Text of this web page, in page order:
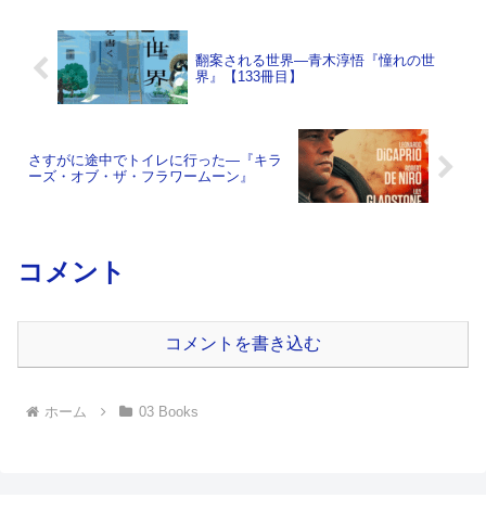
翻案される世界―青木淳悟『憧れの世
界』【133冊目】
さすがに途中でトイレに行った―『キラ
ーズ・オブ・ザ・フラワームーン』
コメント
コメントを書き込む
ホーム 03 Books